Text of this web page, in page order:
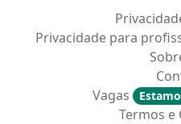
Privacidade para
Vagas
Termos e